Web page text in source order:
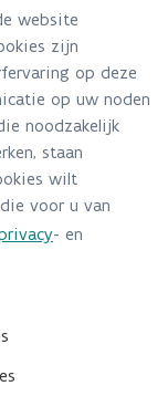
en
website
zijn
op deze
op uw noden
noodzakelijk
staan
wilt
voor u van
- en